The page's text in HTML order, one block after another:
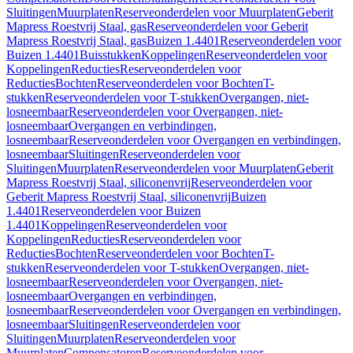
SluitingenMuurplatenReserveonderdelen voor MuurplatenGeberit
Mapress Roestvrij Staal, gasReserveonderdelen voor Geberit
Mapress Roestvrij Staal, gasBuizen 1.4401Reserveonderdelen voor
Buizen 1.4401BuisstukkenKoppelingenReserveonderdelen voor
KoppelingenReductiesReserveonderdelen voor
ReductiesBochtenReserveonderdelen voor BochtenT-
stukkenReserveonderdelen voor T-stukkenOvergangen, niet-
losneembaarReserveonderdelen voor Overgangen, niet-
losneembaarOvergangen en verbindingen,
losneembaarReserveonderdelen voor Overgangen en verbindingen,
losneembaarSluitingenReserveonderdelen voor
SluitingenMuurplatenReserveonderdelen voor MuurplatenGeberit
Mapress Roestvrij Staal, siliconenvrijReserveonderdelen voor
Geberit Mapress Roestvrij Staal, siliconenvrijBuizen
1.4401Reserveonderdelen voor Buizen
1.4401KoppelingenReserveonderdelen voor
KoppelingenReductiesReserveonderdelen voor
ReductiesBochtenReserveonderdelen voor BochtenT-
stukkenReserveonderdelen voor T-stukkenOvergangen, niet-
losneembaarReserveonderdelen voor Overgangen, niet-
losneembaarOvergangen en verbindingen,
losneembaarReserveonderdelen voor Overgangen en verbindingen,
losneembaarSluitingenReserveonderdelen voor
SluitingenMuurplatenReserveonderdelen voor